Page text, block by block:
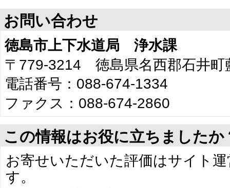
お問い合わせ
徳島市上下水道局 浄水課
〒779-3214 徳島県名西郡石井町
電話番号：088-674-1334
ファクス：088-674-2860
この情報はお役に立ちましたか
お寄せいただいた評価はサイト
す。